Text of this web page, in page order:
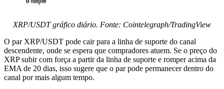
XRP/USDT gráfico diário. Fonte: Cointelegraph/TradingView
O par XRP/USDT pode cair para a linha de suporte do canal
descendente, onde se espera que compradores atuem. Se o preço do
XRP subir com força a partir da linha de suporte e romper acima da
EMA de 20 dias, isso sugere que o par pode permanecer dentro do
canal por mais algum tempo.